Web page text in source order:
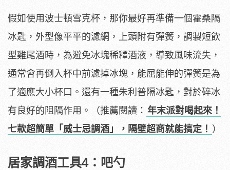
假如使用波士頓雪克杯，那你最好再準備一個霍桑隔
冰匙，外型像平平的濾網，上頭附有彈簧，調製短飲
型雞尾酒時，為避免冰塊稀釋酒液，導致風味流失，
通常會再倒入杯中前濾掉冰塊，能屈能伸的彈簧是為
了適應大小杯口。還有一種朱利普隔冰匙，對於碎冰
有良好的阻隔作用。（推薦閱讀： 年末派對喝起來！
七款超簡單「威士忌調酒」，隔壁超商就能搞定！ ）
居家調酒工具4：吧勺